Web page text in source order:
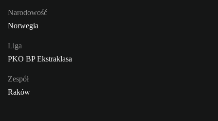
Narodowość
Norwegia
Liga
PKO BP Ekstraklasa
Zespół
Raków